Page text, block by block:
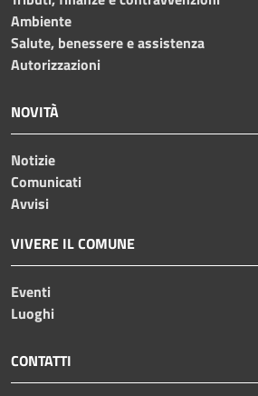
Ambiente
Salute, benessere e assistenza
Autorizzazioni
NOVITÀ
Notizie
Comunicati
Avvisi
VIVERE IL COMUNE
Eventi
Luoghi
CONTATTI